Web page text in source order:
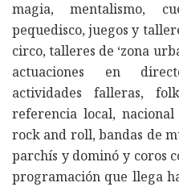
magia, mentalismo,
pequedisco, juegos y
circo, talleres de ‘zona
actuaciones en
actividades falleras,
referencia local,
rock and roll, bandas de
parchís y dominó y coros
programación que llega